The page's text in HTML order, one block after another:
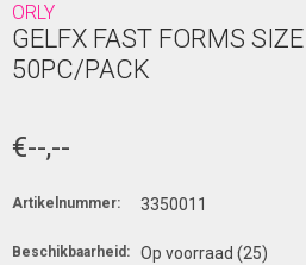
ORLY
GELFX FAST FORMS SIZE
50PC/PACK
€--,--
Artikelnummer: 3350011
Beschikbaarheid: Op voorraad (25)